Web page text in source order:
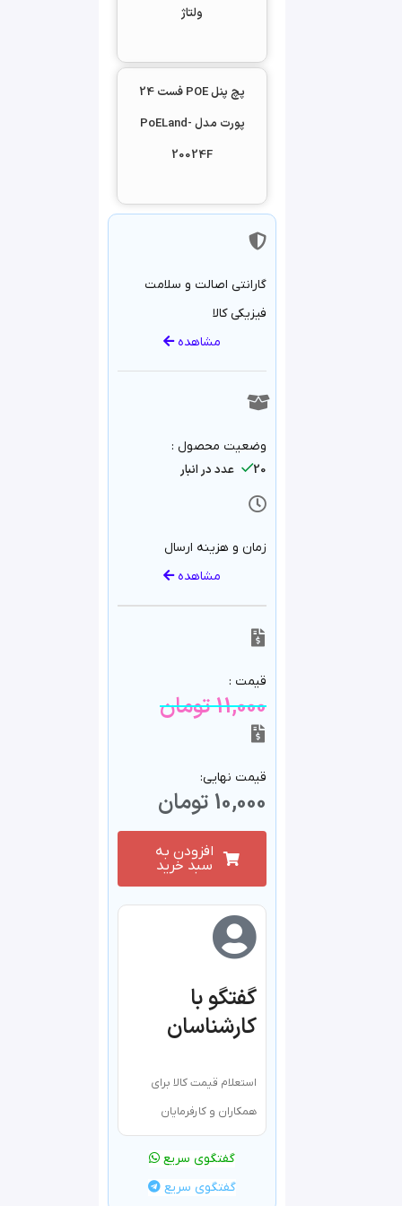
شبکه 802.3af/802.3at
فاقد آداپتور داخلی
ولتاژ
پچ پنل POE فست 24
پورت مدل PoELand-
20024F
گارانتی اصالت و سلامت
فیزیکی کالا
مشاهده
وضعیت محصول :
20 عدد در انبار
زمان و هزینه ارسال
مشاهده
قیمت :
11,000تومان
قیمت نهایی:
10,000 تومان
افزودن به
سبد خرید
گفتگو با
کارشناسان
استعلام قیمت کالا برای
همکاران و کارفرمایان
گفتگوی سریع
گفتگوی سریع